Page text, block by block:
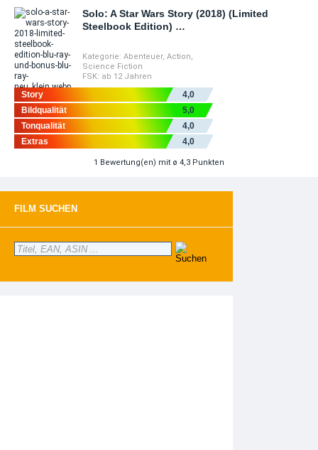
Solo: A Star Wars Story (2018) (Limited
Steelbook Edition) …
Kategorie: Abenteuer, Action,
Science Fiction
FSK: ab 12 Jahren
Story
4,0
Bildqualität
5,0
Tonqualität
4,0
Extras
4,0
1 Bewertung(en) mit ø 4,3 Punkten
FILM SUCHEN